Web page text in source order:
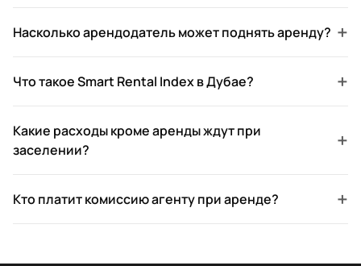
Насколько арендодатель может поднять аренду? +
Что такое Smart Rental Index в Дубае? +
Какие расходы кроме аренды ждут при
заселении?
+
Кто платит комиссию агенту при аренде? +